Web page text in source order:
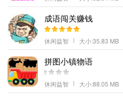
成语闯关赚钱
休闲益智 大小:35.83 MB
拼图小镇物语
休闲益智 大小:88.05 MB